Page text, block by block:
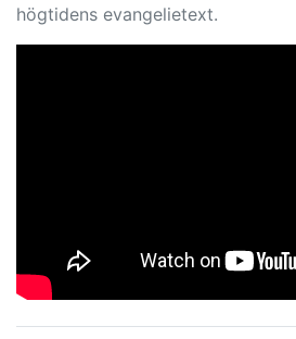
högtidens evangelietext.